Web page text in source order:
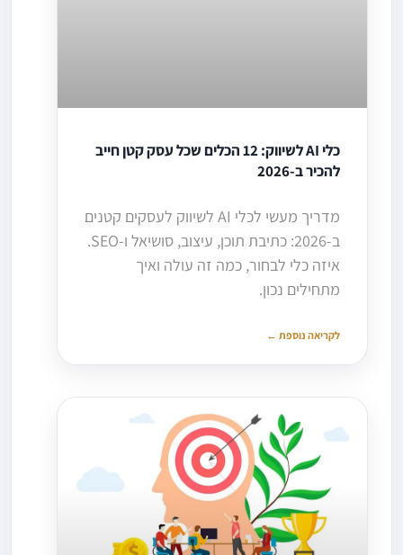
כלי AI לשיווק: 12 הכלים שכל עסק קטן חייב
להכיר ב-2026
מדריך מעשי לכלי AI לשיווק לעסקים קטנים
ב-2026: כתיבת תוכן, עיצוב, סושיאל ו-SEO.
איזה כלי לבחור, כמה זה עולה ואיך
מתחילים נכון.
לקריאה נוספת ←